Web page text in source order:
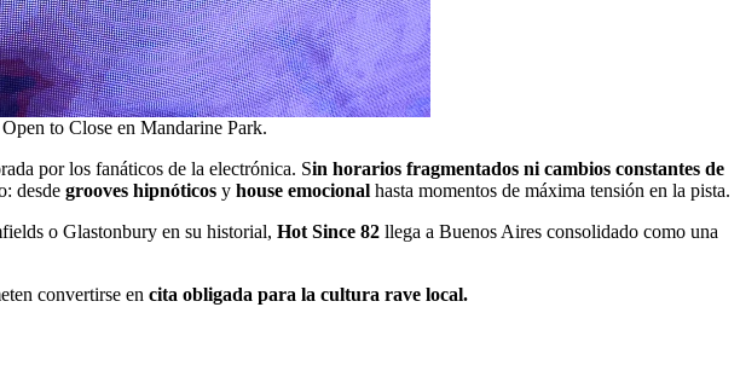
to Close en Mandarine Park.
por los fanáticos de la electrónica. Sin horarios fragmentados ni cambios constantes de
desde grooves hipnóticos y house emocional hasta momentos de máxima tensión en la pista.
o Glastonbury en su historial, Hot Since 82 llega a Buenos Aires consolidado como una
convertirse en cita obligada para la cultura rave local.